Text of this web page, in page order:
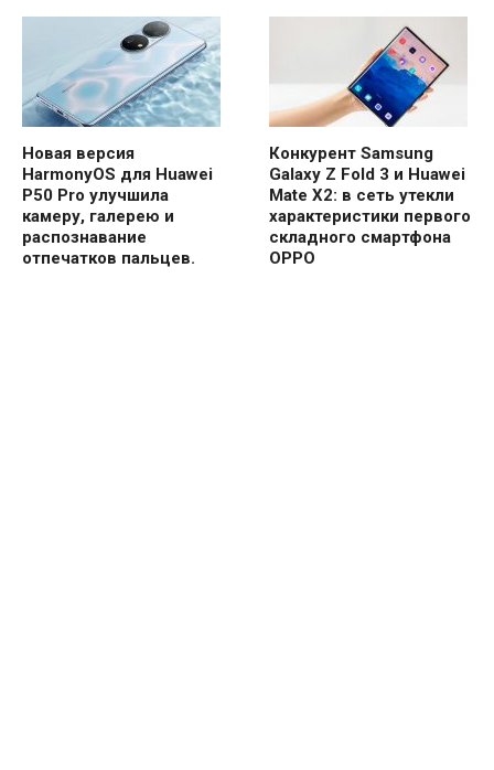
Новая версия
HarmonyOS для Huawei
P50 Pro улучшила
камеру, галерею и
распознавание
отпечатков пальцев.
Конкурент Samsung
Galaxy Z Fold 3 и Huawei
Mate X2: в сеть утекли
характеристики первого
складного смартфона
OPPO